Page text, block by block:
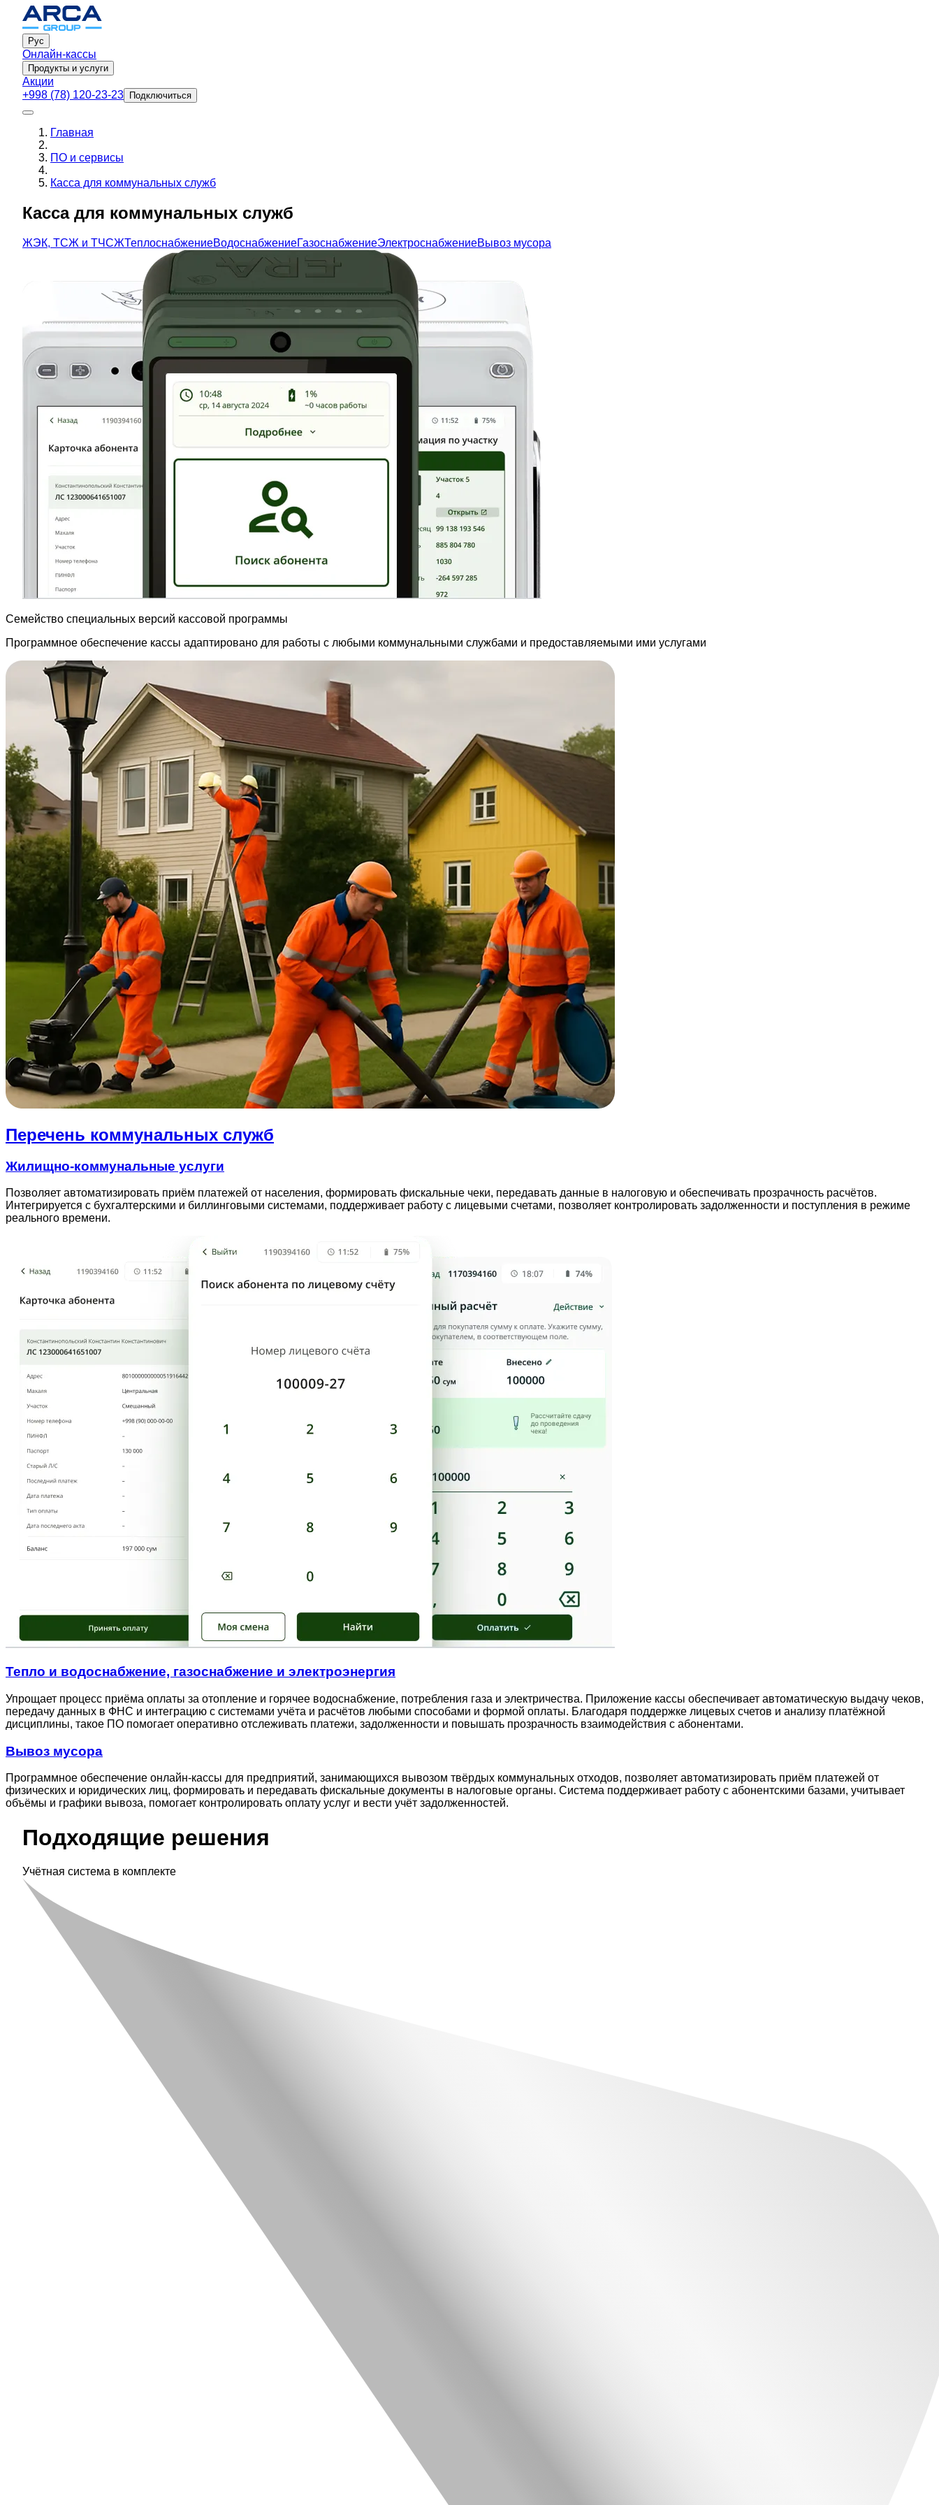
Рус
Онлайн-кассы
Продукты и услуги
Акции
+998 (78) 120-23-23
Подключиться
Главная
ПО и сервисы
Касса для коммунальных служб
Касса для коммунальных служб
ЖЭК, ТСЖ и ТЧСЖТеплоснабжениеВодоснабжениеГазоснабжениеЭлектроснабжениеВывоз мусора
Семейство специальных версий кассовой программы
Программное обеспечение кассы адаптировано для работы с любыми коммунальными службами и предоставляемыми ими услугами
Перечень коммунальных служб
Жилищно-коммунальные услуги
Позволяет автоматизировать приём платежей от населения, формировать фискальные чеки, передавать данные в налоговую и обеспечивать прозрачность расчётов.
Интегрируется с бухгалтерскими и биллинговыми системами, поддерживает работу с лицевыми счетами, позволяет контролировать задолженности и поступления в режиме
реального времени.
Тепло и водоснабжение, газоснабжение и электроэнергия
Упрощает процесс приёма оплаты за отопление и горячее водоснабжение, потребления газа и электричества. Приложение кассы обеспечивает автоматическую выдачу чеков,
передачу данных в ФНС и интеграцию с системами учёта и расчётов любыми способами и формой оплаты. Благодаря поддержке лицевых счетов и анализу платёжной
дисциплины, такое ПО помогает оперативно отслеживать платежи, задолженности и повышать прозрачность взаимодействия с абонентами.
Вывоз мусора
Программное обеспечение онлайн-кассы для предприятий, занимающихся вывозом твёрдых коммунальных отходов, позволяет автоматизировать приём платежей от
физических и юридических лиц, формировать и передавать фискальные документы в налоговые органы. Система поддерживает работу с абонентскими базами, учитывает
объёмы и графики вывоза, помогает контролировать оплату услуг и вести учёт задолженностей.
Подходящие решения
Учётная система в комплекте